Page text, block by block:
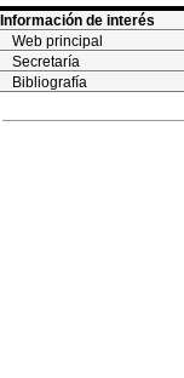
Información de interés
Web principal
Secretaría
Bibliografía